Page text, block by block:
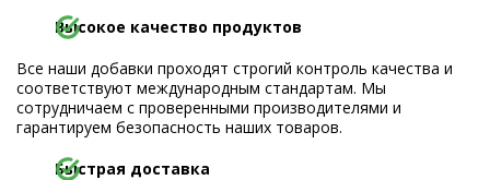
Высокое качество продуктов
Все наши добавки проходят строгий контроль качества и
соответствуют международным стандартам. Мы
сотрудничаем с проверенными производителями и
гарантируем безопасность наших товаров.
Быстрая доставка